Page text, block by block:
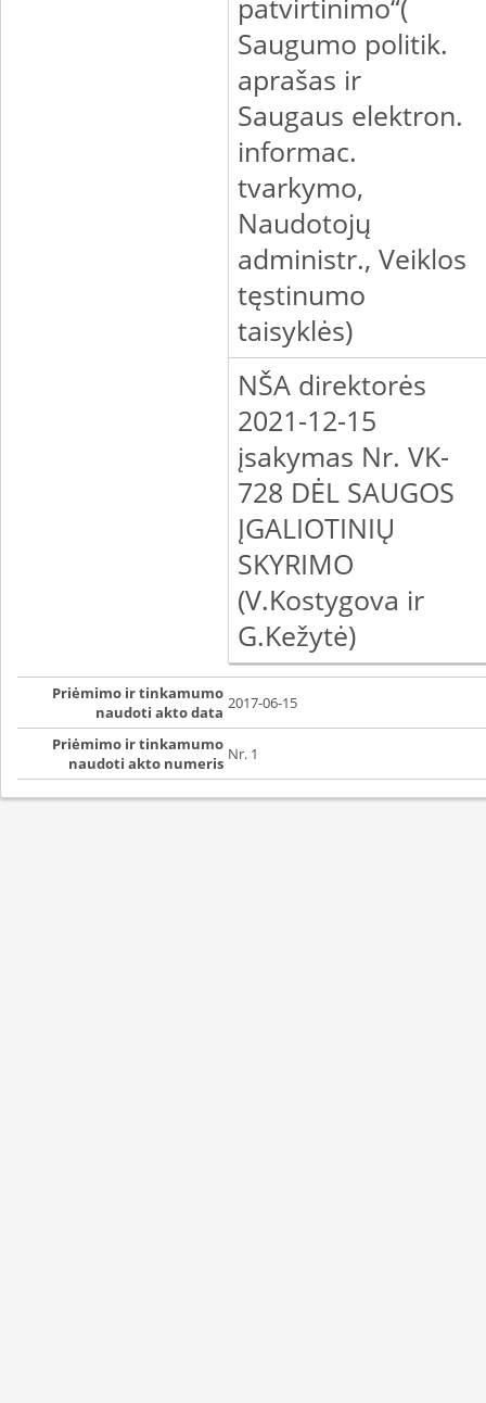
patvirtinimo“(
Saugumo politik.
aprašas ir
Saugaus elektron.
informac.
tvarkymo,
Naudotojų
administr., Veiklos
tęstinumo
taisyklės)
NŠA direktorės
2021-12-15
įsakymas Nr. VK-
728 DĖL SAUGOS
ĮGALIOTINIŲ
SKYRIMO
(V.Kostygova ir
G.Kežytė)
Priėmimo ir tinkamumo
naudoti akto data 2017-06-15
Priėmimo ir tinkamumo
naudoti akto numeris Nr. 1